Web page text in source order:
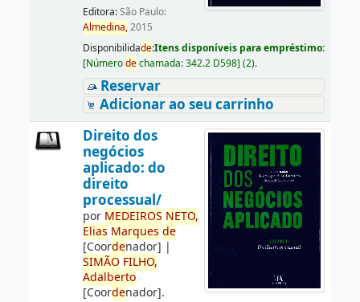
Editora:São Paulo:
Almedina,2015
Disponibilidade:Itens disponíveis para empréstimo:
[Númerodechamada:342.2 D598] (2).
Reservar
Adicionar ao seu carrinho
Direito dos
negócios
aplicado: do
direito
processual/
por MEDEIROS NETO,
Elias Marques de
[Coordenador] |
SIMÃO FILHO,
Adalberto
[Coordenador].